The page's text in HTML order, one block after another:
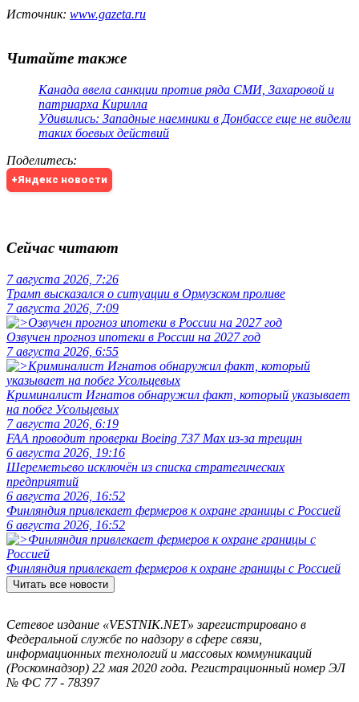
Источник: www.gazeta.ru
Читайте также
Канада ввела санкции против ряда СМИ, Захаровой и
патриарха Кирилла
Удивились: Западные наемники в Донбассе еще не видели
таких боевых действий
Поделитесь:
+Яндекс новости
Сейчас читают
7 августа 2026, 7:26
Трамп высказался о ситуации в Ормузском проливе
7 августа 2026, 7:09
Озвучен прогноз ипотеки в России на 2027 год
7 августа 2026, 6:55
Криминалист Игнатов обнаружил факт, который указывает
на побег Усольцевых
7 августа 2026, 6:19
FAA проводит проверки Boeing 737 Max из-за трещин
6 августа 2026, 19:16
Шереметьево исключён из списка стратегических
предприятий
6 августа 2026, 16:52
Финляндия привлекает фермеров к охране границы с Россией
6 августа 2026, 16:52
Финляндия привлекает фермеров к охране границы с Россией
Читать все новости
Сетевое издание «VESTNIK.NET» зарегистрировано в
Федеральной службе по надзору в сфере связи,
информационных технологий и массовых коммуникаций
(Роскомнадзор) 22 мая 2020 года. Регистрационный номер ЭЛ
№ ФС 77 - 78397